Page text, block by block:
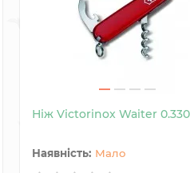
Ніж Victorinox Waiter
Мало